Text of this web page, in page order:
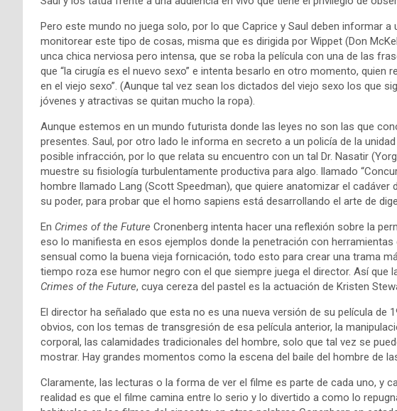
Pero este mundo no juega solo, por lo que Caprice y Saul deben informar a
monitorear este tipo de cosas, misma que es dirigida por Wippet (Don
unca chica nerviosa pero intensa, que se roba la película con una de las
que “la cirugía es el nuevo sexo” e intenta besarlo en otro momento, quien
en el viejo sexo”. (Aunque tal vez sean los dictados del viejo sexo los que
jóvenes y atractivas se quitan mucho la ropa).
Aunque estemos en un mundo futurista donde las leyes no son las que
presentes. Saul, por otro lado le informa en secreto a un policía de la
posible infracción, por lo que relata su encuentro con un tal Dr. Nasatir
muestre su fisiología turbulentamente productiva para algo. llamado
hombre llamado Lang (Scott Speedman), que quiere anatomizar el cadáver
su poder, para probar que el homo sapiens está desarrollando el arte de
En Crimes of the Future Cronenberg intenta hacer una reflexión sobre la
eso lo manifiesta en esos ejemplos donde la penetración con
sensual como la buena vieja fornicación, todo esto para crear una trama
tiempo roza ese humor negro con el que siempre juega el director. Así que
Crimes of the Future, cuya cereza del pastel es la actuación de Kristen
El director ha señalado que esta no es una nueva versión de su película de
obvios, con los temas de transgresión de esa película anterior, la
corporal, las calamidades tradicionales del hombre, solo que tal vez se
mostrar. Hay grandes momentos como la escena del baile del hombre de
Claramente, las lecturas o la forma de ver el filme es parte de cada uno, y
realidad es que el filme camina entre lo serio y lo divertido a como lo